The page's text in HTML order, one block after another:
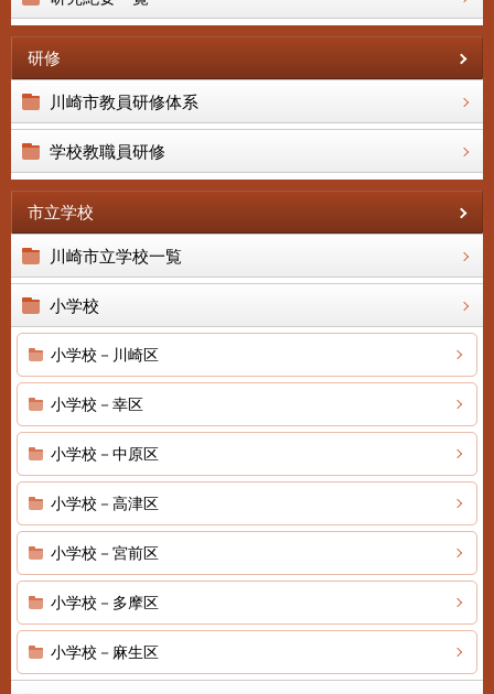
研修
川崎市教員研修体系
学校教職員研修
市立学校
川崎市立学校一覧
小学校
小学校－川崎区
小学校－幸区
小学校－中原区
小学校－高津区
小学校－宮前区
小学校－多摩区
小学校－麻生区